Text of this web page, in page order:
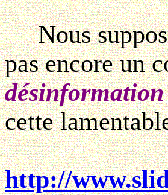
Nous
pas encore un
cette
http://